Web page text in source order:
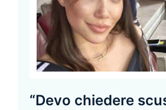
“Devo chiedere